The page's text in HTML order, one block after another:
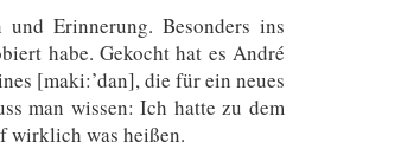
Erinnerung. Besonders ins
habe. Gekocht hat es André
[maki:’dan], die für ein neues
man wissen: Ich hatte zu dem
wirklich was heißen.